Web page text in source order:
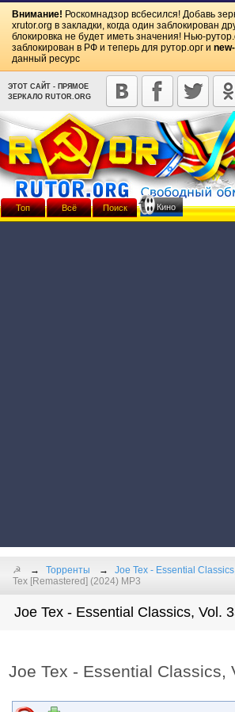
Внимание! Роскомнадзор всбесился! Добавь
xrutor.org в закладки, когда один заблокирован
блокировка не будет иметь значения! Нью-
заблокирован в РФ и теперь для рутор.орг и
данный ресурс
ЭТОТ САЙТ - ПРЯМОЕ
ЗЕРКАЛО RUTOR.ORG
☭ Торренты
Joe Tex - Essential
Tex [Remastered] (2024) MP3
Joe Tex - Essential Classics, Vol.
Joe Tex - Essential Classics,